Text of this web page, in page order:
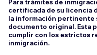
Para trámites de
certificada de su licencia
la información pertinente
documento original. Esta
cumplir con los estrictos
inmigración.